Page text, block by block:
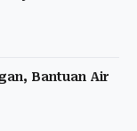
Bantuan Air